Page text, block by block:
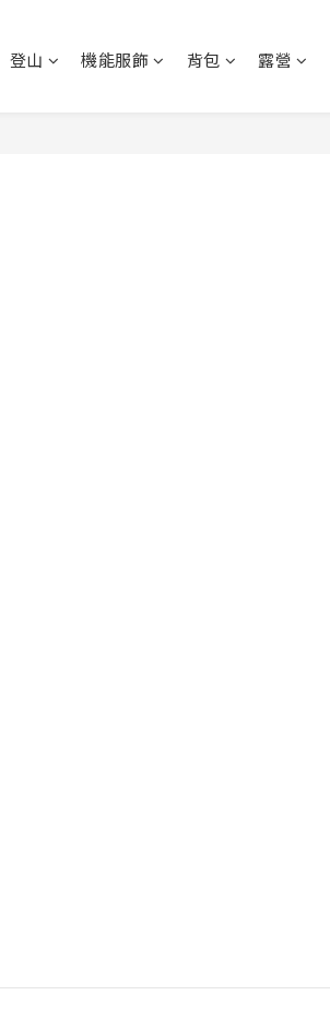
登山 機能服飾 背包 露營